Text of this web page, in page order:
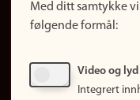
Finn studier
Ledige stillinger
Med ditt samtykke
følgende formål:
Video og lyd
Integrert